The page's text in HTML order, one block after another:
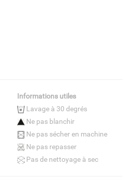
Informations utiles
Lavage à 30 degrés
Ne pas blanchir
Ne pas sécher en machine
Ne pas repasser
Pas de nettoyage à sec